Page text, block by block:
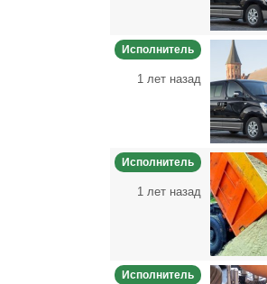
Исполнитель
1 лет назад
Исполнитель
1 лет назад
Исполнитель